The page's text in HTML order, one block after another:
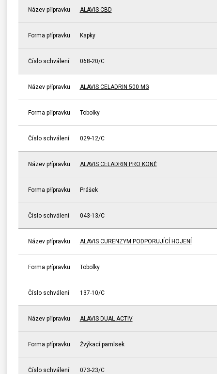
Název přípravku ALAVIS CBD
Forma přípravku Kapky
Číslo schválení 068-20/C
Název přípravku ALAVIS CELADRIN 500 MG
Forma přípravku Tobolky
Číslo schválení 029-12/C
Název přípravku ALAVIS CELADRIN PRO KONĚ
Forma přípravku Prášek
Číslo schválení 043-13/C
Název přípravku ALAVIS CURENZYM PODPORUJÍCÍ HOJENÍ
Forma přípravku Tobolky
Číslo schválení 137-10/C
Název přípravku ALAVIS DUAL ACTIV
Forma přípravku Žvýkací pamlsek
Číslo schválení 073-23/C